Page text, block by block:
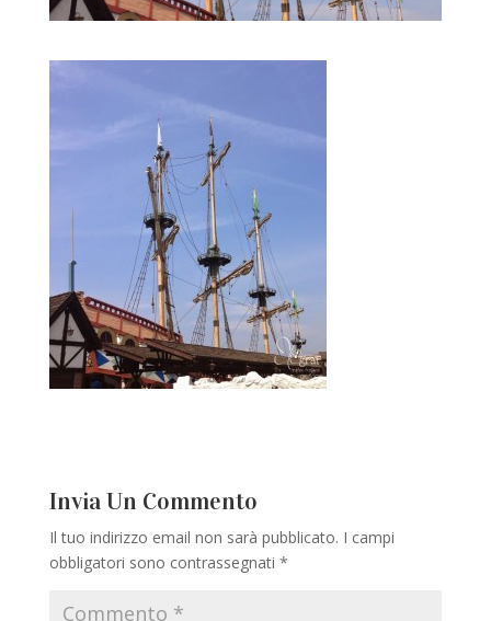
Invia Un Commento
Il tuo indirizzo email non sarà pubblicato. I campi
obbligatori sono contrassegnati *